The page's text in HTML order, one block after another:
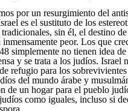
por un resurgimiento del
es el sustituto de los
sin él, el destino
peor. Los que
simplemente no tienen idea
y se trata a los judíos. Israel
refugio para los
del mundo árabe y
de un hogar para el pueblo
como iguales, incluso si